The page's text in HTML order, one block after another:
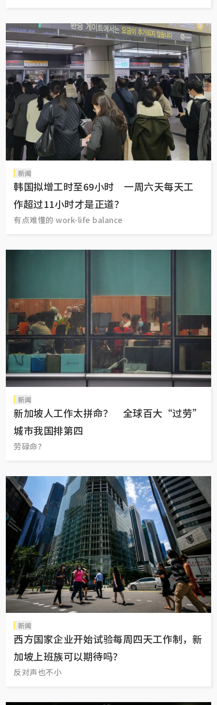
新闻
韩国拟增工时至69小时 一周六天每天工
作超过11小时才是正道？
有点难懂的 work-life balance
新闻
新加坡人工作太拼命？ 全球百大“过劳”
城市我国排第四
劳碌命？
新闻
西方国家企业开始试验每周四天工作制，新
加坡上班族可以期待吗？
反对声也不小